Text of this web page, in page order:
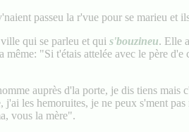
passeu la r'vue pour se marieu et
qui se parleu et qui s'bouzineu. Elle
même: "Si t'étais attelée avec le père
auprès d'la porte, je dis tiens mais
les hemoruites, je ne peux s'ment
vous la mère".